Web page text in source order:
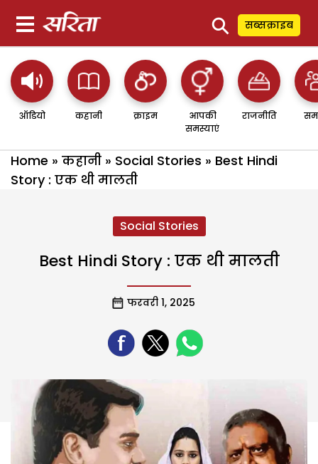
⚲ सब्सक्राइब
ऑडियो कहानी क्राइम
आपकी
समस्याएं
राजनीति
Home » कहानी » Social Stories » Best Hindi
Story : एक थी मालती
Social Stories
Best Hindi Story : एक थी मालती
फरवरी 1, 2025